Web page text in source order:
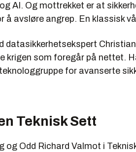
AI. Og mottrekket er at
å avsløre angrep. En klassisk
datasikkerhetsekspert
krigen som foregår på nettet.
for avanserte
Teknisk Sett
og Odd Richard Valmot i